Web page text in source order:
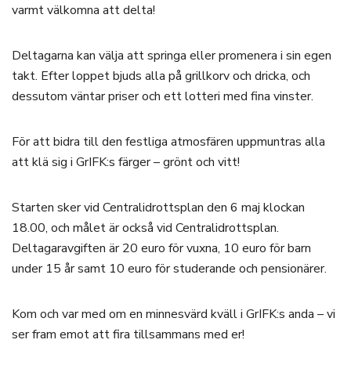
varmt välkomna att delta!
Deltagarna kan välja att springa eller promenera i sin egen
takt. Efter loppet bjuds alla på grillkorv och dricka, och
dessutom väntar priser och ett lotteri med fina vinster.
För att bidra till den festliga atmosfären uppmuntras alla
att klä sig i GrIFK:s färger – grönt och vitt!
Starten sker vid Centralidrottsplan den 6 maj klockan
18.00, och målet är också vid Centralidrottsplan.
Deltagaravgiften är 20 euro för vuxna, 10 euro för barn
under 15 år samt 10 euro för studerande och pensionärer.
Kom och var med om en minnesvärd kväll i GrIFK:s anda – vi
ser fram emot att fira tillsammans med er!